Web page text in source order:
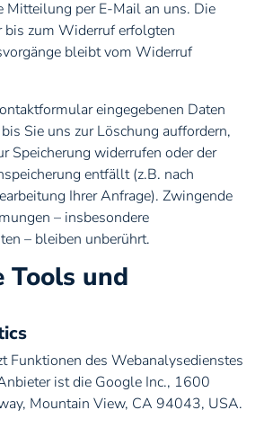
Mitteilung per E-Mail an uns. Die
bis zum Widerruf erfolgten
bleibt vom Widerruf
eingegebenen Daten
Sie uns zur Löschung auffordern,
Speicherung widerrufen oder der
entfällt (z.B. nach
Ihrer Anfrage). Zwingende
– insbesondere
– bleiben unberührt.
Tools und
Funktionen des Webanalysedienstes
ist die Google Inc., 1600
Mountain View, CA 94043, USA.